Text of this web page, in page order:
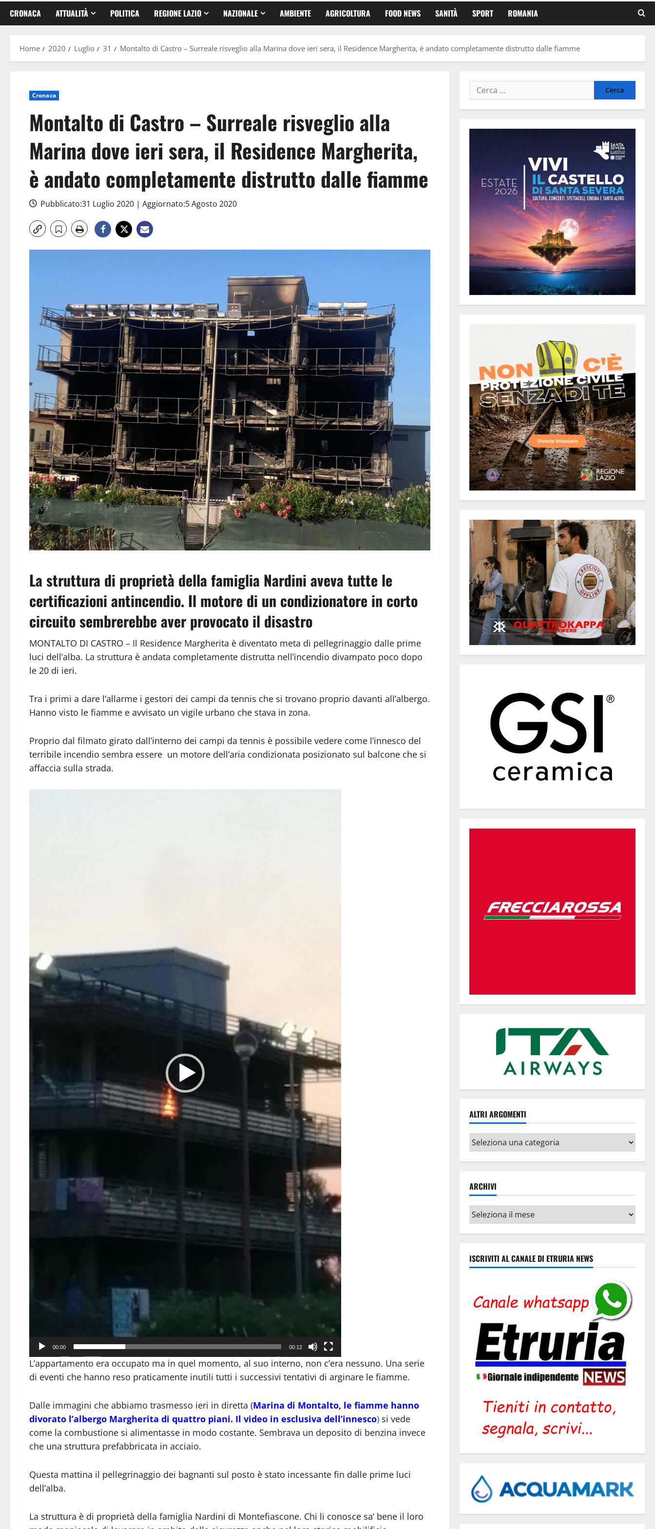
CRONACA ATTUALITÀ POLITICA REGIONE LAZIO NAZIONALE AMBIENTE AGRICOLTURA FOOD NEWS SANITÀ SPORT ROMANIA
Home 2020 Luglio 31 Montalto di Castro – Surreale risveglio alla Marina dove ieri sera, il Residence Margherita, è andato completamente distrutto dalle fiamme
Cronaca
Montalto di Castro – Surreale risveglio alla
Marina dove ieri sera, il Residence Margherita,
è andato completamente distrutto dalle fiamme
Pubblicato:31 Luglio 2020 | Aggiornato:5 Agosto 2020
La struttura di proprietà della famiglia Nardini aveva tutte le
certificazioni antincendio. Il motore di un condizionatore in corto
circuito sembrerebbe aver provocato il disastro
MONTALTO DI CASTRO – Il Residence Margherita è diventato meta di pellegrinaggio dalle prime
luci dell’alba. La struttura è andata completamente distrutta nell’incendio divampato poco dopo
le 20 di ieri.
Tra i primi a dare l’allarme i gestori dei campi da tennis che si trovano proprio davanti all’albergo.
Hanno visto le fiamme e avvisato un vigile urbano che stava in zona.
Proprio dal filmato girato dall’interno dei campi da tennis è possibile vedere come l’innesco del
terribile incendio sembra essere un motore dell’aria condizionata posizionato sul balcone che si
affaccia sulla strada.
00:00 00:12
L’appartamento era occupato ma in quel momento, al suo interno, non c’era nessuno. Una serie
di eventi che hanno reso praticamente inutili tutti i successivi tentativi di arginare le fiamme.
Dalle immagini che abbiamo trasmesso ieri in diretta (Marina di Montalto, le fiamme hanno
divorato l’albergo Margherita di quattro piani. Il video in esclusiva dell’innesco) si vede
come la combustione si alimentasse in modo costante. Sembrava un deposito di benzina invece
che una struttura prefabbricata in acciaio.
Questa mattina il pellegrinaggio dei bagnanti sul posto è stato incessante fin dalle prime luci
dell’alba.
La struttura è di proprietà della famiglia Nardini di Montefiascone. Chi li conosce sa’ bene il loro
Ricerca
per:
ALTRI ARGOMENTI
Altri
argomenti
ARCHIVI
Archivi
ISCRIVITI AL CANALE DI ETRURIA NEWS